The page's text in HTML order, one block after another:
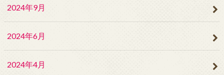
2024年9月
2024年6月
2024年4月